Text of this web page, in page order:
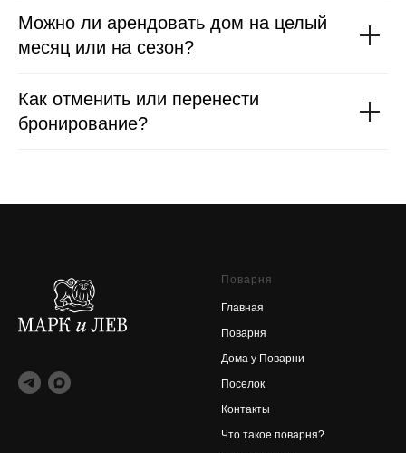
Можно ли арендовать дом на целый
месяц или на сезон?
Как отменить или перенести
бронирование?
Поварня
Главная
Поварня
Дома у Поварни
Поселок
Контакты
Что такое поварня?